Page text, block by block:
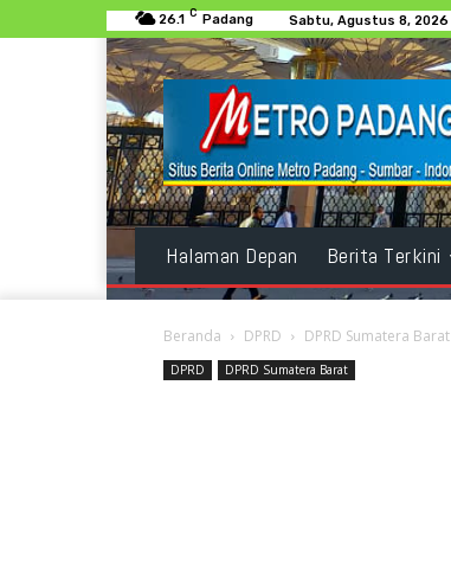
26.1 C Padang Sabtu, Agustus 8, 2026
Halaman Depan Berita Terkini
Beranda DPRD DPRD Sumatera Barat
DPRD DPRD Sumatera Barat